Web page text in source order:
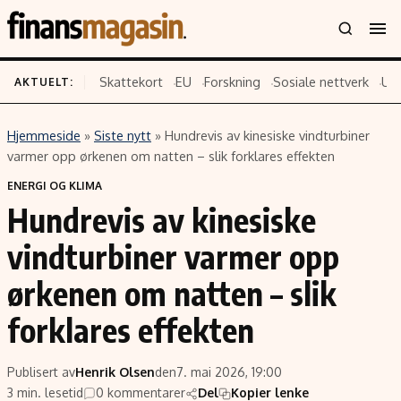
Innhold
Siste nytt
Eiendom
Energi og klima
Finans
Fritid
Hav og sjømat
Verden
Emner
Økonomi
Politikk
Selskaper
Teknologi
Forbrukerrettigheter
Aksjer
AKTUELT: Skattekort EU Forskning Sosiale nettverk
Hjemmeside » Siste nytt » Hundrevis av kinesiske vindturbiner
varmer opp ørkenen om natten – slik forklares effekten
ENERGI OG KLIMA
Hundrevis av kinesiske
vindturbiner varmer opp
ørkenen om natten – slik
forklares effekten
Publisert avHenrik Olsenden7. mai 2026, 19:00
3 min. lesetid
0 kommentarer Del Kopier lenke